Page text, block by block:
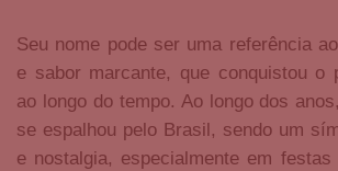
Seu nome pode ser uma referência
e sabor marcante, que conquistou o
ao longo do tempo. Ao longo dos
se espalhou pelo Brasil, sendo um
e nostalgia, especialmente em